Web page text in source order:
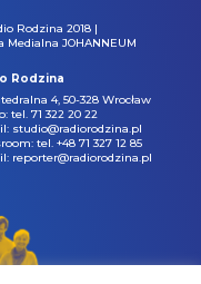
Rodzina 2018 |
Medialna JOHANNEUM
Rodzina
4, 50-328 Wrocław
tel. 71 322 20 22
studio@radiorodzina.pl
tel. +48 71 327 12 85
reporter@radiorodzina.pl